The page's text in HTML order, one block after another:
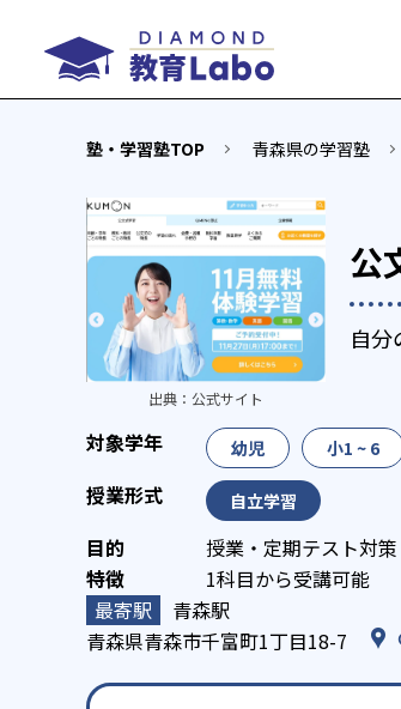
塾・学習塾TOP 青森県の学習塾
公
自
出典： 公式サイト
幼児 小1 ~ 6
自立学習
授業・定期テスト対策
1科目から受講可能
青森駅
青森県青森市千富町1丁目18-7